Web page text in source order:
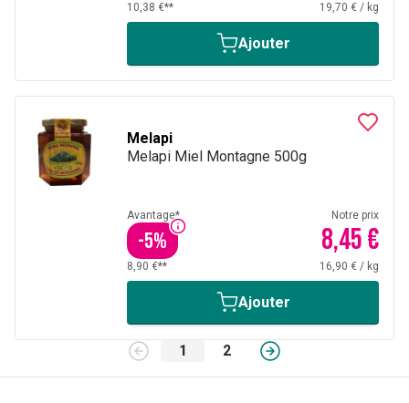
10,38 €** 19,70 € / kg
Ajouter
Melapi
Melapi Miel Montagne 500g
Avantage*
-5%
Notre prix
8,45 €
8,90 €** 16,90 € / kg
Ajouter
1 2